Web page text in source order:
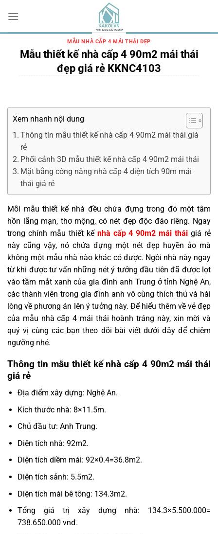
đến
nội
MẪU NHÀ CẤP 4 MÁI THÁI ĐẸP
Mẫu thiết kế nhà cấp 4 90m2 mái thái
đẹp giá rẻ KKNC4103
Xem nhanh nội dung
Thông tin mẫu thiết kế nhà cấp 4 90m2 mái thái giá
rẻ
Phối cảnh 3D mẫu thiết kế nhà cấp 4 90m2 mái thái
Mặt bằng công năng nhà cấp 4 diện tích 90m mái
thái giá rẻ
Mỗi mẫu thiết kế nhà đều chứa đựng trong đó một tâm
hồn lãng mạn, thơ mộng, có nét đẹp độc đáo riêng. Ngay
trong chính mẫu thiết kế nhà cấp 4 90m2 mái thái giá rẻ
này cũng vậy, nó chứa đựng một nét đẹp huyền ảo mà
không một mẫu nhà nào khác có được. Ngôi nhà này ngay
từ khi được tư vấn những nét ý tưởng đầu tiên đã được lọt
vào tầm mắt xanh của gia đình anh Trung ở tỉnh Nghệ An,
các thành viên trong gia đình anh vô cùng thích thú và hài
lòng về phương án lên ý tưởng này. Để hiểu thêm về vẻ đẹp
của mẫu nhà cấp 4 mái thái hoành tráng này, xin mời và
quý vị cùng các bạn theo dõi bài viết dưới đây để chiêm
ngưỡng nhé.
Thông tin mẫu thiết kế nhà cấp 4 90m2 mái thái
giá rẻ
Địa điểm xây dựng: Nghệ An.
Kích thước nhà: 8×11.5m.
Chủ đầu tư: Anh Trung.
Diện tích nhà: 92m2.
Diện tích diềm mái: 92×0.4=36.8m2.
Diện tích sảnh: 5.5m2.
Diện tích mái bê tông: 134.3m2.
Tổng giá trị xây dựng nhà: 134.3×5.500.000=
738.650.000 vnđ.